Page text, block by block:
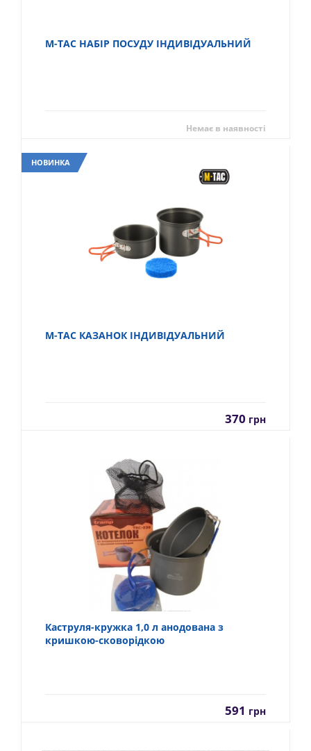
M-TAC НАБІР ПОСУДУ ІНДИВІДУАЛЬНИЙ
Немає в наявності
НОВИНКА
M-TAC КАЗАНОК ІНДИВІДУАЛЬНИЙ
370 грн
Каструля-кружка 1,0 л анодована з
кришкою-сковорідкою
591 грн